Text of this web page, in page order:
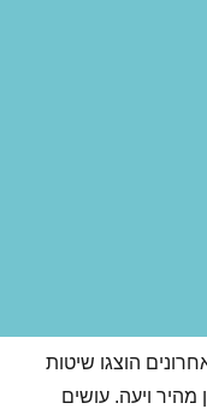
הוצגו שיטות
ויעה. עושים